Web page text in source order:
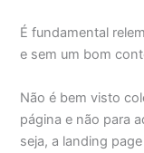
É fundamental
e sem um bom
Não é bem visto
página e não para
seja, a landing